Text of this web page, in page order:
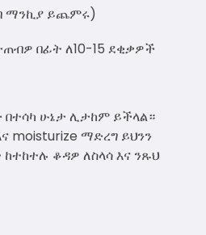
ማንኪያ ይጨምሩ)
በፊት ለ10-15 ደቂቃዎች
በተሳካ ሁኔታ ሊታከም ይችላል።
moisturize ማድረግ ይህንን
ቆዳዎ ለስላሳ እና ንጹህ